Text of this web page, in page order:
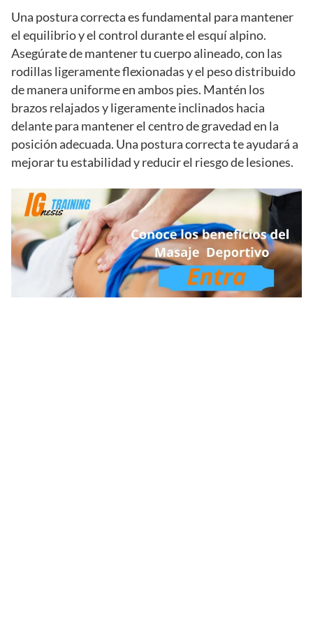
Una postura correcta es fundamental para mantener
el equilibrio y el control durante el esquí alpino.
Asegúrate de mantener tu cuerpo alineado, con las
rodillas ligeramente flexionadas y el peso distribuido
de manera uniforme en ambos pies. Mantén los
brazos relajados y ligeramente inclinados hacia
delante para mantener el centro de gravedad en la
posición adecuada. Una postura correcta te ayudará a
mejorar tu estabilidad y reducir el riesgo de lesiones.